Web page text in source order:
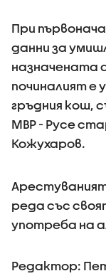
При
данни за
назначената
починалият е
гръдния кош,
МВР - Русе
Кожухаров.
реда със
употреба на
Редактор: